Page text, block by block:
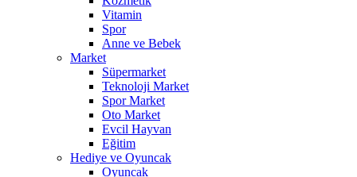
Vitamin
Spor
Anne ve Bebek
Market
Süpermarket
Teknoloji Market
Spor Market
Oto Market
Evcil Hayvan
Eğitim
Hediye ve Oyuncak
Oyuncak